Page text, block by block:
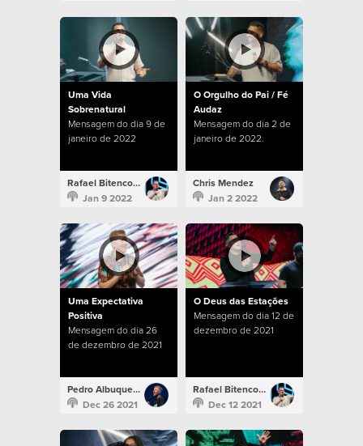
Uma Vida
Sobrenatural
Mensagem do dia 9 de
janeiro de 2022
Rafael Bitencourt
Jan 9 2022
O Orgulho do Pai / Fé
Audaz
Mensagem do dia 2 de
janeiro de 2022.
Chris Mendez
Jan 2 2022
Uma Expectativa
Positiva
Mensagem do dia 26
de dezembro de 2021
Pedro Albuquerque
Dec 26 2021
O Deus das Estações
Mensagem do dia 12 de
dezembro de 2021
Rafael Bitencourt
Dec 12 2021